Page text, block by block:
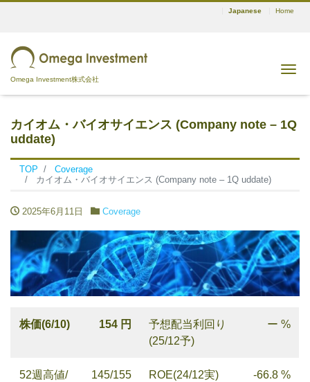
Japanese Home
Omega Investment株式会社
カイオム・バイオサイエンス (Company note – 1Q
uddate)
TOP
Coverage
カイオム・バイオサイエンス (Company note – 1Q uddate)
2025年6月11日 Coverage
株価(6/10) 154 円
予想配当利回り
(25/12予)
ー %
52週高値/
145/155
ROE(24/12実) -66.8 %